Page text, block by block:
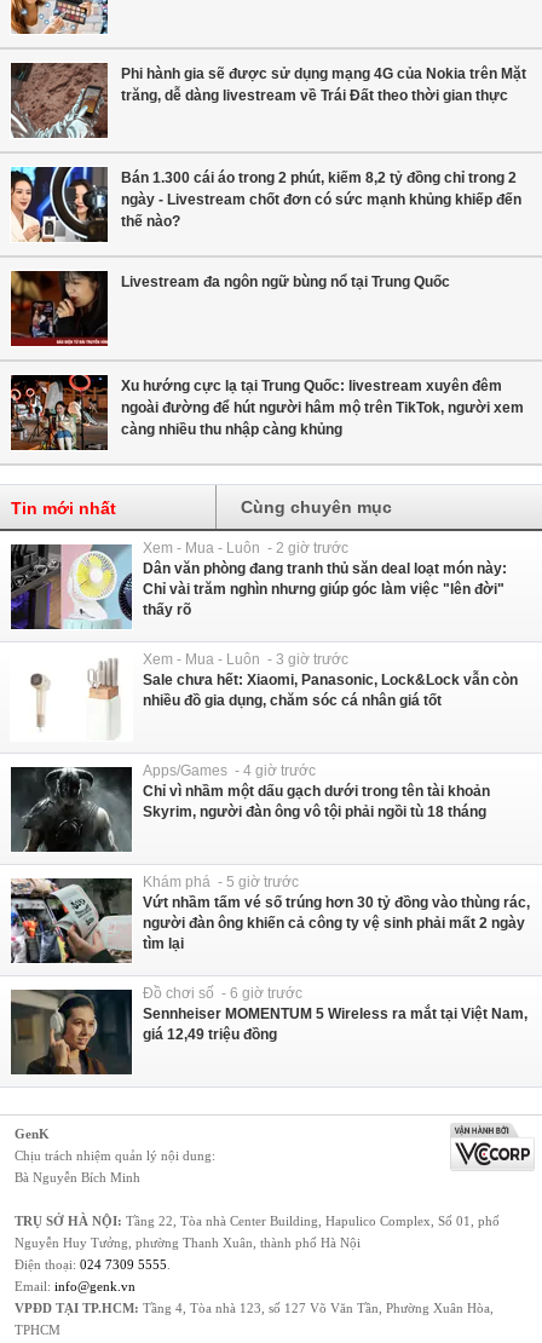
Phi hành gia sẽ được sử dụng mạng 4G của Nokia trên Mặt
trăng, dễ dàng livestream về Trái Đất theo thời gian thực
Bán 1.300 cái áo trong 2 phút, kiếm 8,2 tỷ đồng chỉ trong 2
ngày - Livestream chốt đơn có sức mạnh khủng khiếp đến
thế nào?
Livestream đa ngôn ngữ bùng nổ tại Trung Quốc
Xu hướng cực lạ tại Trung Quốc: livestream xuyên đêm
ngoài đường để hút người hâm mộ trên TikTok, người xem
càng nhiều thu nhập càng khủng
Tin mới nhất Cùng chuyên mục
Xem - Mua - Luôn - 2 giờ trước
Dân văn phòng đang tranh thủ săn deal loạt món này:
Chỉ vài trăm nghìn nhưng giúp góc làm việc "lên đời"
thấy rõ
Xem - Mua - Luôn - 3 giờ trước
Sale chưa hết: Xiaomi, Panasonic, Lock&Lock vẫn còn
nhiều đồ gia dụng, chăm sóc cá nhân giá tốt
Apps/Games - 4 giờ trước
Chỉ vì nhầm một dấu gạch dưới trong tên tài khoản
Skyrim, người đàn ông vô tội phải ngồi tù 18 tháng
Khám phá - 5 giờ trước
Vứt nhầm tấm vé số trúng hơn 30 tỷ đồng vào thùng rác,
người đàn ông khiến cả công ty vệ sinh phải mất 2 ngày
tìm lại
Đồ chơi số - 6 giờ trước
Sennheiser MOMENTUM 5 Wireless ra mắt tại Việt Nam,
giá 12,49 triệu đồng
GenK
Chịu trách nhiệm quản lý nội dung:
Bà Nguyễn Bích Minh
TRỤ SỞ HÀ NỘI: Tầng 22, Tòa nhà Center Building, Hapulico Complex, Số 01, phố
Nguyễn Huy Tưởng, phường Thanh Xuân, thành phố Hà Nội
Điện thoại: 024 7309 5555
Email: info@genk.vn
VPĐD TẠI TP.HCM: Tầng 4, Tòa nhà 123, số 127 Võ Văn Tần, Phường Xuân Hòa,
TPHCM